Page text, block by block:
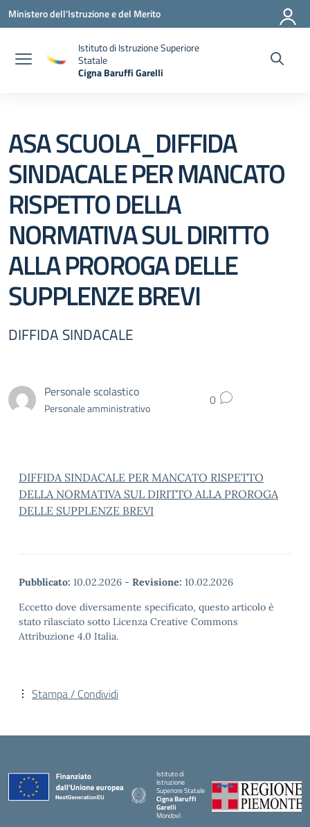
Vai ai contenuti
Vai al menu di navigazione
Vai al footer
Ministero dell'Istruzione e del Merito
Istituto di Istruzione Superiore
Statale
Cigna Baruffi Garelli
ASA SCUOLA_DIFFIDA
SINDACALE PER MANCATO
RISPETTO DELLA
NORMATIVA SUL DIRITTO
ALLA PROROGA DELLE
SUPPLENZE BREVI
DIFFIDA SINDACALE
Personale scolastico
Personale amministrativo 0
DIFFIDA SINDACALE PER MANCATO RISPETTO
DELLA NORMATIVA SUL DIRITTO ALLA PROROGA
DELLE SUPPLENZE BREVI
Pubblicato: 10.02.2026 - Revisione: 10.02.2026
Eccetto dove diversamente specificato, questo articolo è
stato rilasciato sotto Licenza Creative Commons
Attribuzione 4.0 Italia.
Stampa / Condividi
Istituto di
Istruzione
Superiore Statale
Cigna Baruffi
Garelli
Mondovì